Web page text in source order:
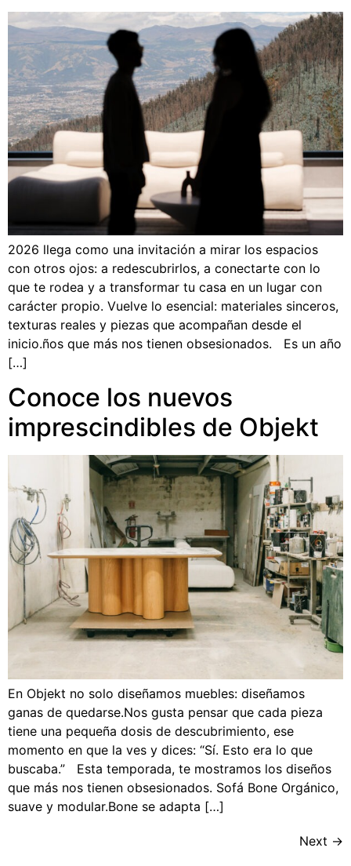
2026 llega como una invitación a mirar los espacios
con otros ojos: a redescubrirlos, a conectarte con lo
que te rodea y a transformar tu casa en un lugar con
carácter propio. Vuelve lo esencial: materiales sinceros,
texturas reales y piezas que acompañan desde el
inicio.ños que más nos tienen obsesionados. Es un año
[…]
Conoce los nuevos
imprescindibles de Objekt
En Objekt no solo diseñamos muebles: diseñamos
ganas de quedarse.Nos gusta pensar que cada pieza
tiene una pequeña dosis de descubrimiento, ese
momento en que la ves y dices: “Sí. Esto era lo que
buscaba.” Esta temporada, te mostramos los diseños
que más nos tienen obsesionados. Sofá Bone Orgánico,
suave y modular.Bone se adapta […]
Next →